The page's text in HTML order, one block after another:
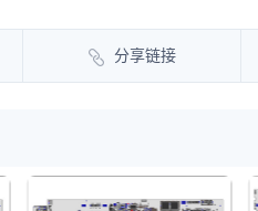
分享链接